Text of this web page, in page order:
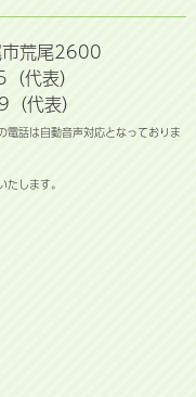
荒尾2600
代表）
代表）
話は自動音声対応となっておりま
します。